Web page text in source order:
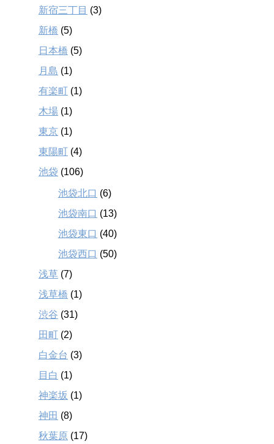
新宿三丁目 (3)
新橋 (5)
日本橋 (5)
月島 (1)
有楽町 (1)
木場 (1)
東京 (1)
東陽町 (4)
池袋 (106)
池袋北口 (6)
池袋南口 (13)
池袋東口 (40)
池袋西口 (50)
浅草 (7)
浅草橋 (1)
渋谷 (31)
田町 (2)
白金台 (3)
目白 (1)
神楽坂 (1)
神田 (8)
秋葉原 (17)